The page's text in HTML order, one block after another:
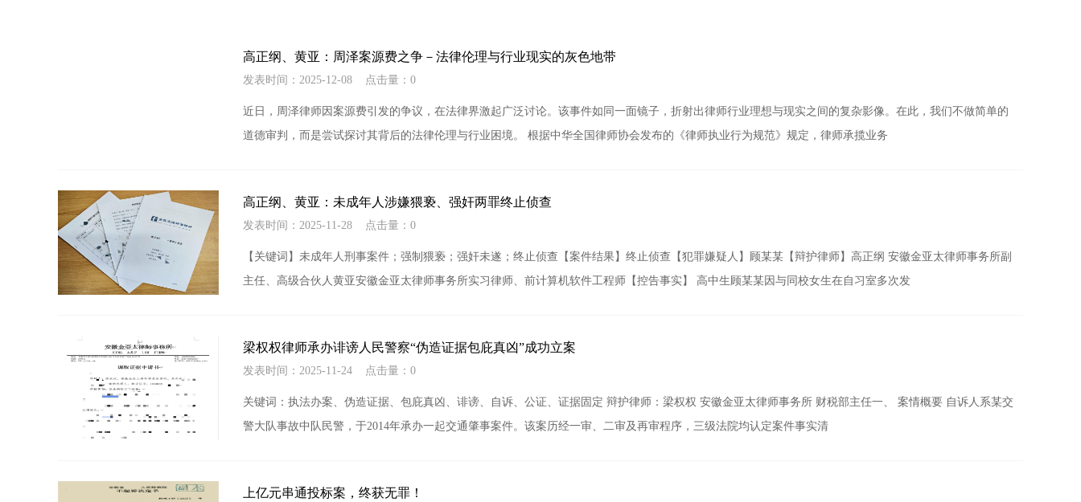
高正纲、黄亚：周泽案源费之争－法律伦理与行业现实的灰色地带
发表时间：2025-12-08 点击量：0
近日，周泽律师因案源费引发的争议，在法律界激起广泛讨论。该事件如同一面镜子，折射出律师行业理想与现实之间的复杂影像。在此，我们不做简单的
道德审判，而是尝试探讨其背后的法律伦理与行业困境。 根据中华全国律师协会发布的《律师执业行为规范》规定，律师承揽业务
高正纲、黄亚：未成年人涉嫌猥亵、强奸两罪终止侦查
发表时间：2025-11-28 点击量：0
【关键词】未成年人刑事案件；强制猥亵；强奸未遂；终止侦查【案件结果】终止侦查【犯罪嫌疑人】顾某某【辩护律师】高正纲 安徽金亚太律师事务所副
主任、高级合伙人黄亚安徽金亚太律师事务所实习律师、前计算机软件工程师【控告事实】 高中生顾某某因与同校女生在自习室多次发
梁权权律师承办诽谤人民警察“伪造证据包庇真凶”成功立案
发表时间：2025-11-24 点击量：0
关键词：执法办案、伪造证据、包庇真凶、诽谤、自诉、公证、证据固定 辩护律师：梁权权 安徽金亚太律师事务所 财税部主任一、 案情概要 自诉人系某交
警大队事故中队民警，于2014年承办一起交通肇事案件。该案历经一审、二审及再审程序，三级法院均认定案件事实清
上亿元串通投标案，终获无罪！